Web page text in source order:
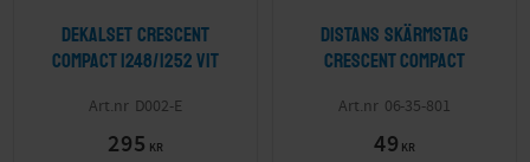
Dekalset Crescent
Compact 1248/1252 Vit
D002-E
295 KR
Distans skärmstag
Crescent Compact
06-35-801
49 KR